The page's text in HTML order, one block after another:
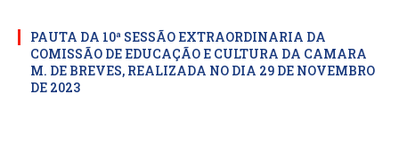
PAUTA DA 10ª SESSÃO EXTRAORDINARIA DA
COMISSÃO DE EDUCAÇÃO E CULTURA DA CAMARA
M. DE BREVES, REALIZADA NO DIA 29 DE NOVEMBRO
DE 2023